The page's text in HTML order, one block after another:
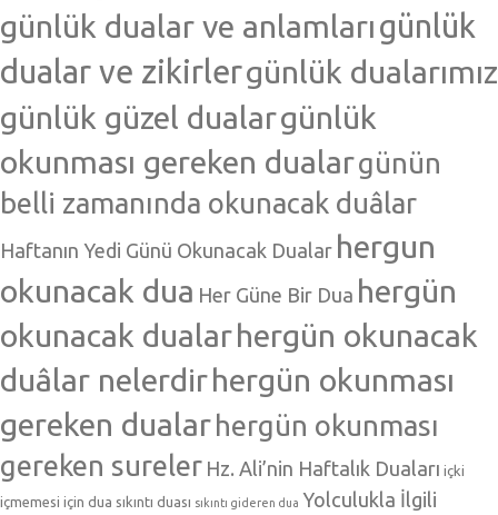
günlük dualar ve anlamlarıgünlük
dualar ve zikirlergünlük dualarımız
günlük güzel dualargünlük
okunması gereken dualargünün
belli zamanında okunacak duâlar
Haftanın Yedi Günü Okunacak Dualar hergun
okunacak dua Her Güne Bir Dua hergün
okunacak dualarhergün okunacak
duâlar nelerdirhergün okunması
gereken dualar hergün okunması
gereken sureler Hz. Ali’nin Haftalık Duaları içki
içmemesi için dua sıkıntı duası sıkıntı gideren dua Yolculukla İlgili